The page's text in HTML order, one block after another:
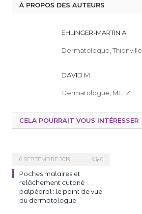
À PROPOS DES AUTEURS
EHLINGER-MARTIN A.
Dermatologue, Thionville.
DAVID M.
Dermatologue, METZ.
CELA POURRAIT VOUS INTÉRESSER
6 SEPTEMBRE 2019 0
Poches malaires et
relâchement cutané
palpébral : le point de vue
du dermatologue